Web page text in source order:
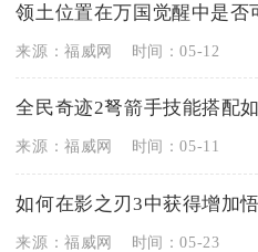
领土位置在万国觉醒中是否
来源：福威网 时间：05-12
全民奇迹2弩箭手技能搭配
来源：福威网 时间：05-11
如何在影之刃3中获得增加
来源：福威网 时间：05-23